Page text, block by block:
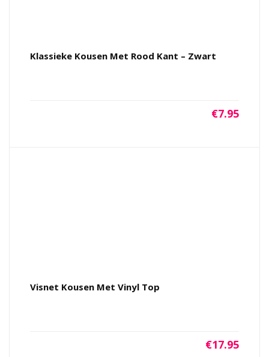
Klassieke Kousen Met Rood Kant – Zwart
€7.95
Visnet Kousen Met Vinyl Top
€17.95